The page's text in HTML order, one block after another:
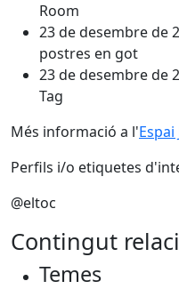
Room
23 de desembre de
postres en got
23 de desembre de
Tag
Més informació a l'Espai
Perfils i/o etiquetes
@eltoc
Contingut
Temes